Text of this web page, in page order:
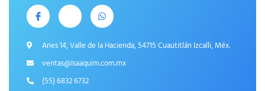
Aries 14, Valle de la Hacienda, 54715 Cuautitlán Izcalli, Méx.
ventas@Isaaquim.com.mx
(55) 6832 6732